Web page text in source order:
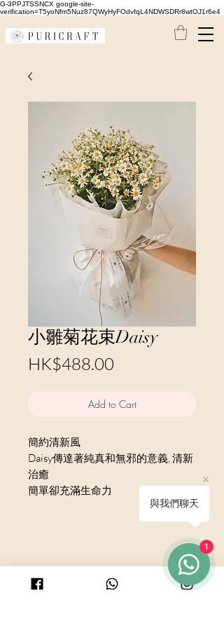
G-3PPJTSSNCX google-site-
verification=T5yoNfm5Nuz87QWyHyFOdvfqL4NDWSDRr8wtOJ1r6e4
小雛菊花束Daisy
HK$488.00
Add to Cart
簡約清新風
Daisy傳達著純真和無邪的意義, 清新
治癒
簡單卻充滿生命力
© 2025 by PURICRAFT
與我們聊天
1